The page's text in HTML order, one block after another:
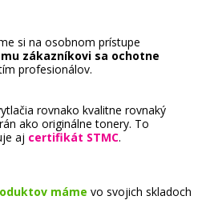
€
CF211A (Azúrový)
toner
si na osobnom prístupe
zákazníkovi sa ochotne
profesionálov.
rovnako kvalitne rovnaký
ako originálne tonery. To
aj certifikát STMC.
máme vo svojich skladoch